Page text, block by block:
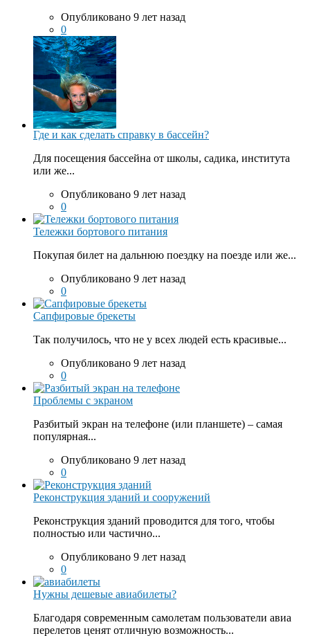
Опубликовано 9 лет назад
0
Где и как сделать справку в бассейн?
Для посещения бассейна от школы, садика, института
или же...
Опубликовано 9 лет назад
0
Тележки бортового питания
Покупая билет на дальнюю поездку на поезде или же...
Опубликовано 9 лет назад
0
Сапфировые брекеты
Так получилось, что не у всех людей есть красивые...
Опубликовано 9 лет назад
0
Проблемы с экраном
Разбитый экран на телефоне (или планшете) – самая
популярная...
Опубликовано 9 лет назад
0
Реконструкция зданий и сооружений
Реконструкция зданий проводится для того, чтобы
полностью или частично...
Опубликовано 9 лет назад
0
Нужны дешевые авиабилеты?
Благодаря современным самолетам пользователи авиа
перелетов ценят отличную возможность...